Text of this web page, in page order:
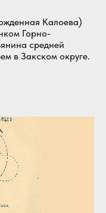
Калоева)
Горно-
средней
в Закском округе.